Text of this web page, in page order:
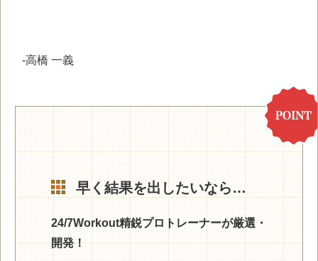
-高橋 一義
早く結果を出したいなら…
24/7Workout精鋭プロトレーナーが厳選・
開発！